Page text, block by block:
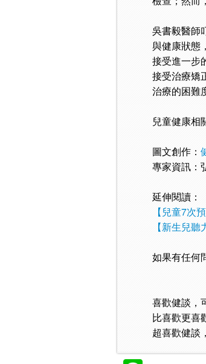
吳書毅醫師
與健康狀態
接受進一步
接受治療矯
治療的困難
兒童健康相
圖文創作：
專家資訊：
延伸閱讀：
【兒童7次
【新生兒聽
如果有任何
喜歡健談，
比喜歡更喜
超喜歡健談